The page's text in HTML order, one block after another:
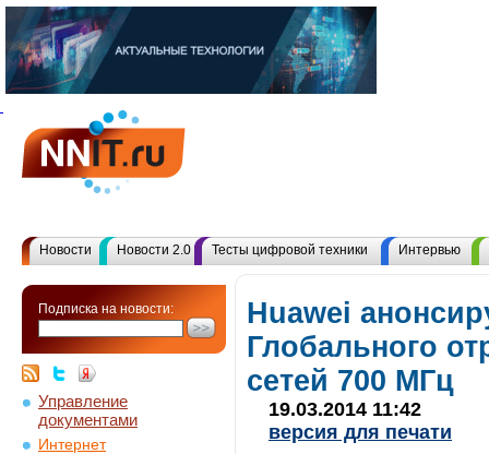
Новости Новости 2.0 Тесты цифровой техники Интервью
Подписка на новости:
Управление
документами
Интернет
Huawei
Глобального
сетей 700 МГц
19.03.2014 11:42
версия для печати